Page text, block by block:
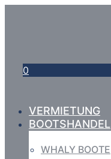
0
VERMIETUNG
BOOTSHANDEL
WHALY BOOTE